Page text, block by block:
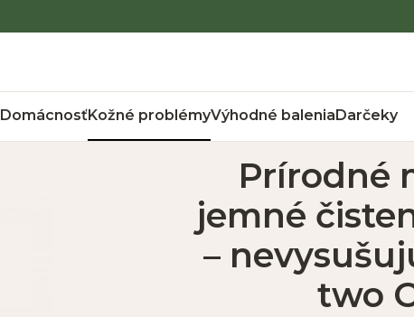
DomácnosťKožné problémyVýhodné baleniaDarčeky
Prírodné
jemné
–
two